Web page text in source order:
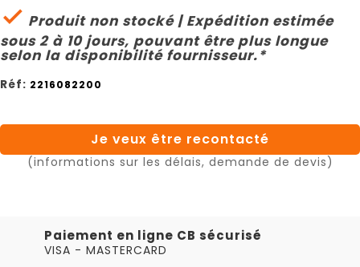
 Produit non stocké | Expédition estimée
sous 2 à 10 jours, pouvant être plus longue
selon la disponibilité fournisseur.*
Réf: 2216082200
Je veux être recontacté
(informations sur les délais, demande de devis)
Paiement en ligne CB sécurisé
VISA - MASTERCARD